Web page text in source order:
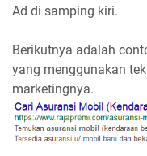
Ad di samping kiri.
Berikutnya adalah
yang menggunakan
marketingnya.